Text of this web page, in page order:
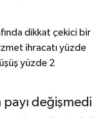
dikkat çekici bir
ihracatı yüzde
yüzde 2
değişmedi